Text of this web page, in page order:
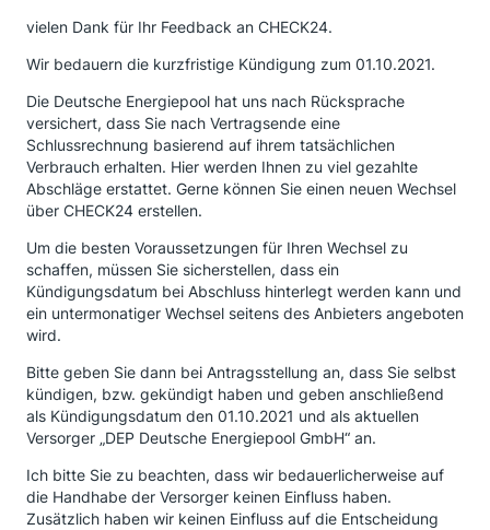
vielen Dank für Ihr Feedback an CHECK24.
Wir bedauern die kurzfristige Kündigung zum 01.10.2021.
Die Deutsche Energiepool hat uns nach Rücksprache
versichert, dass Sie nach Vertragsende eine
Schlussrechnung basierend auf ihrem tatsächlichen
Verbrauch erhalten. Hier werden Ihnen zu viel gezahlte
Abschläge erstattet. Gerne können Sie einen neuen Wechsel
über CHECK24 erstellen.
Um die besten Voraussetzungen für Ihren Wechsel zu
schaffen, müssen Sie sicherstellen, dass ein
Kündigungsdatum bei Abschluss hinterlegt werden kann und
ein untermonatiger Wechsel seitens des Anbieters angeboten
wird.
Bitte geben Sie dann bei Antragsstellung an, dass Sie selbst
kündigen, bzw. gekündigt haben und geben anschließend
als Kündigungsdatum den 01.10.2021 und als aktuellen
Versorger „DEP Deutsche Energiepool GmbH“ an.
Ich bitte Sie zu beachten, dass wir bedauerlicherweise auf
die Handhabe der Versorger keinen Einfluss haben.
Zusätzlich haben wir keinen Einfluss auf die Entscheidung